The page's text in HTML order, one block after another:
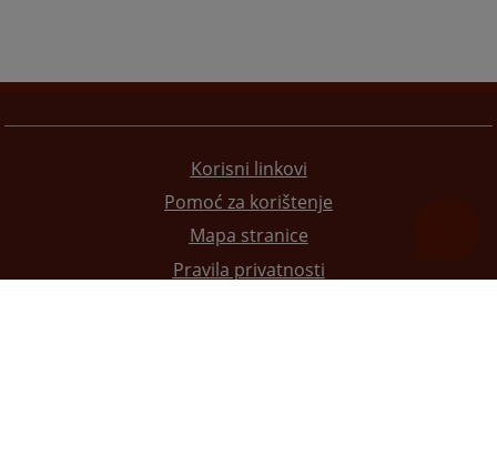
Korisni linkovi
Pomoć za korištenje
Mapa stranice
Pravila privatnosti